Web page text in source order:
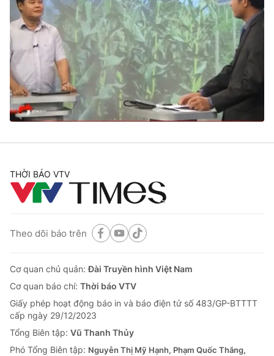
VTV Money VTV Thể thao
VTV Sức khoẻ Bất động sản
Thị trường 24h Tấm lòng Việt
VTV9
Liên hệ tòa soạn English
THỜI BÁO VTV
Theo dõi báo trên
THỜI BÁO VTV
Theo dõi báo trên
Cơ quan chủ quản:Đài Truyền hình Việt Nam
Cơ quan báo chí: Thời báo VTV
Giấy phép hoạt động báo in và báo điện tử số 483/GP-BTTTT
cấp ngày 29/12/2023
Tổng Biên tập: Vũ Thanh Thủy
Phó Tổng Biên tập: Nguyễn Thị Mỹ Hạnh, Phạm Quốc Thắng,